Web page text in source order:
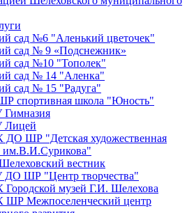
сад №6 "Аленький цветочек"
сад № 9 «Подснежник»
сад №10 "Тополек"
сад № 14 "Аленка"
сад № 15 "Радуга"
спортивная школа "Юность"
ШР "Детская художественная
им.В.И.Сурикова"
вестник
ШР "Центр творчества"
музей Г.И. Шелехова
Межпоселенческий центр